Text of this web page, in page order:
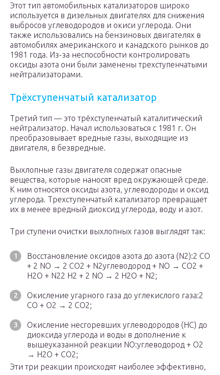
Этот тип автомобильных катализаторов широко
используется в дизельных двигателях для снижения
выбросов углеводородов и окиси углерода. Они
также использовались на бензиновых двигателях в
автомобилях американского и канадского рынков до
1981 года. Из-за неспособности контролировать
оксиды азота они были заменены трехступенчатыми
нейтрализаторами.
Трёхступенчатый катализатор
Третий тип — это трёхступенчатый каталитический
нейтрализатор. Начал использоваться с 1981 г. Он
преобразовывает вредные газы, выходящие из
двигателя, в безвредные.
Выхлопные газы двигателя содержат опасные
вещества, которые наносят вред окружающей среде.
К ним относятся оксиды азота, углеводороды и оксид
углерода. Трехступенчатый катализатор превращает
их в менее вредный диоксид углерода, воду и азот.
Три ступени очистки выхлопных газов выглядят так:
Восстановление оксидов азота до азота (N2):2 CO
+ 2 NO → 2 CO2 + N2углеводород + NO → CO2 +
H2O + N22 H2 + 2 NO → 2 H2O + N2;
Окисление угарного газа до углекислого газа:2
CO + O2 → 2 CO2;
Окисление несгоревших углеводородов (HC) до
диоксида углерода и воды в дополнение к
вышеуказанной реакции NO:углеводород + O2
→ H2O + CO2;
Эти три реакции происходят наиболее эффективно,